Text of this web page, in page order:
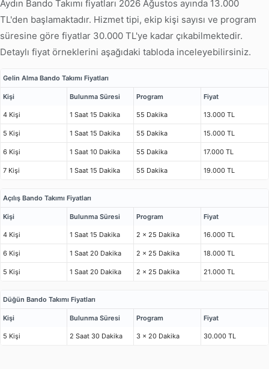
Aydın Bando Takımı fiyatları 2026 Ağustos ayında 13.000
TL'den başlamaktadır. Hizmet tipi, ekip kişi sayısı ve program
süresine göre fiyatlar 30.000 TL'ye kadar çıkabilmektedir.
Detaylı fiyat örneklerini aşağıdaki tabloda inceleyebilirsiniz.
Gelin Alma Bando Takımı Fiyatları
Kişi Bulunma Süresi Program Fiyat
4 Kişi 1 Saat 15 Dakika 55 Dakika 13.000 TL
5 Kişi 1 Saat 15 Dakika 55 Dakika 15.000 TL
6 Kişi 1 Saat 10 Dakika 55 Dakika 17.000 TL
7 Kişi 1 Saat 15 Dakika 55 Dakika 19.000 TL
Açılış Bando Takımı Fiyatları
Kişi Bulunma Süresi Program Fiyat
4 Kişi 1 Saat 15 Dakika 2 x 25 Dakika 16.000 TL
6 Kişi 1 Saat 20 Dakika 2 x 25 Dakika 18.000 TL
5 Kişi 1 Saat 20 Dakika 2 x 25 Dakika 21.000 TL
Düğün Bando Takımı Fiyatları
Kişi Bulunma Süresi Program Fiyat
5 Kişi 2 Saat 30 Dakika 3 x 20 Dakika 30.000 TL